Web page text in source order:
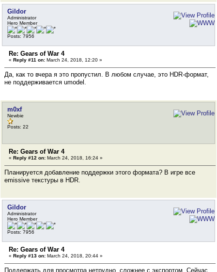
Gildor
Administrator
Hero Member
Posts: 7956
Re: Gears of War 4
« Reply #11 on: March 24, 2018, 12:20 »
Да, как то вчера я это пропустил. В любом случае, это HDR-формат,
не поддерживается umodel.
m0xf
Newbie
Posts: 22
Re: Gears of War 4
« Reply #12 on: March 24, 2018, 16:24 »
Планируется добавление поддержки этого формата? В игре все
emissive текстуры в HDR.
Gildor
Administrator
Hero Member
Posts: 7956
Re: Gears of War 4
« Reply #13 on: March 24, 2018, 20:44 »
Поддержать для просмотра нетрудно, сложнее с экспортом. Сейчас